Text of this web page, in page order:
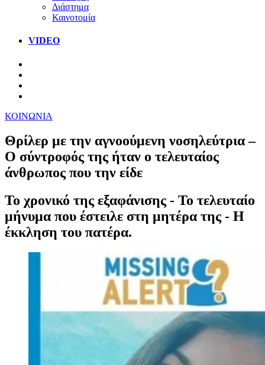
Διάστημα
Καινοτομία
VIDEO
ΚΟΙΝΩΝΙΑ
Θρίλερ με την αγνοούμενη νοσηλεύτρια –
Ο σύντροφός της ήταν ο τελευταίος
άνθρωπος που την είδε
Το χρονικό της εξαφάνισης - Το τελευταίο
μήνυμα που έστειλε στη μητέρα της - Η
έκκληση του πατέρα.